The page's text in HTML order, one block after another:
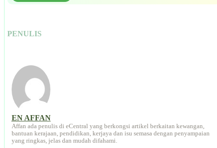
PENULIS
EN AFFAN
Affan ada penulis di eCentral yang berkongsi artikel berkaitan kewangan,
bantuan kerajaan, pendidikan, kerjaya dan isu semasa dengan penyampaian
yang ringkas, jelas dan mudah difahami.